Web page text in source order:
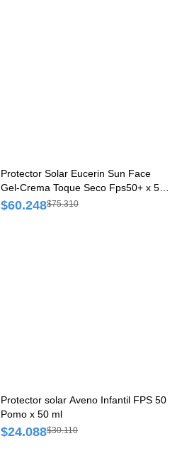
Protector Solar Eucerin Sun Face
Gel-Crema Toque Seco Fps50+ x 50
ml
$60.248$75.310
Protector solar Aveno Infantil FPS 50
Pomo x 50 ml
$24.088$30.110